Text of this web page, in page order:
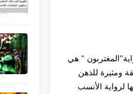
" هي
ومثيرة للذهن
الأنسب